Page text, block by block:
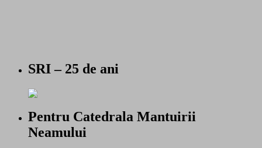
SRI – 25 de ani
Pentru Catedrala Mantuirii
Neamului